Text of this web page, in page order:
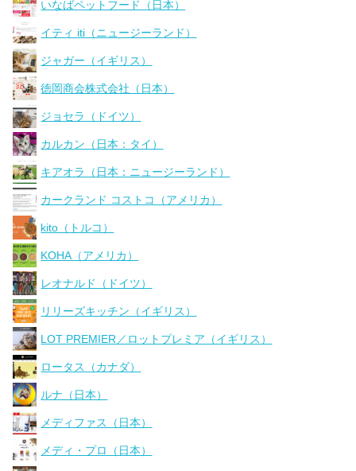
いなばペットフード（日本）
イティ iti（ニュージーランド）
ジャガー（イギリス）
徳岡商会株式会社（日本）
ジョセラ（ドイツ）
カルカン（日本：タイ）
キアオラ（日本：ニュージーランド）
カークランド コストコ（アメリカ）
kito（トルコ）
KOHA（アメリカ）
レオナルド（ドイツ）
リリーズキッチン（イギリス）
LOT PREMIER／ロットプレミア（イギリス）
ロータス（カナダ）
ルナ（日本）
メディファス（日本）
メディ・プロ（日本）